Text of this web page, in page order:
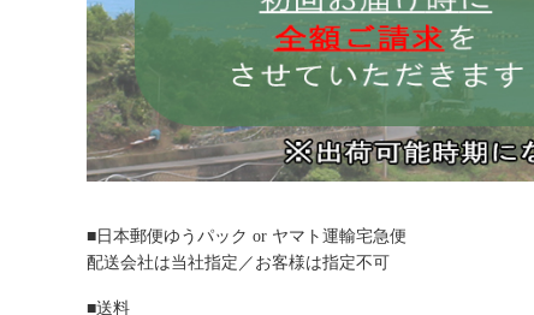
■日本郵便ゆうパック or ヤマト運輸宅急便
配送会社は当社指定／お客様は指定不可
■送料